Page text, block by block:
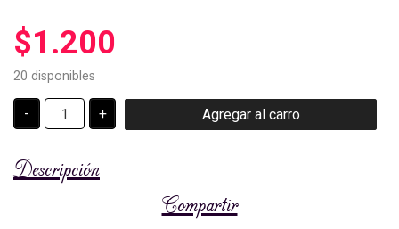
$1.200
20 disponibles
-
MINI
DECOR
cantidad
+ Agregar al carro
Descripción
Compartir